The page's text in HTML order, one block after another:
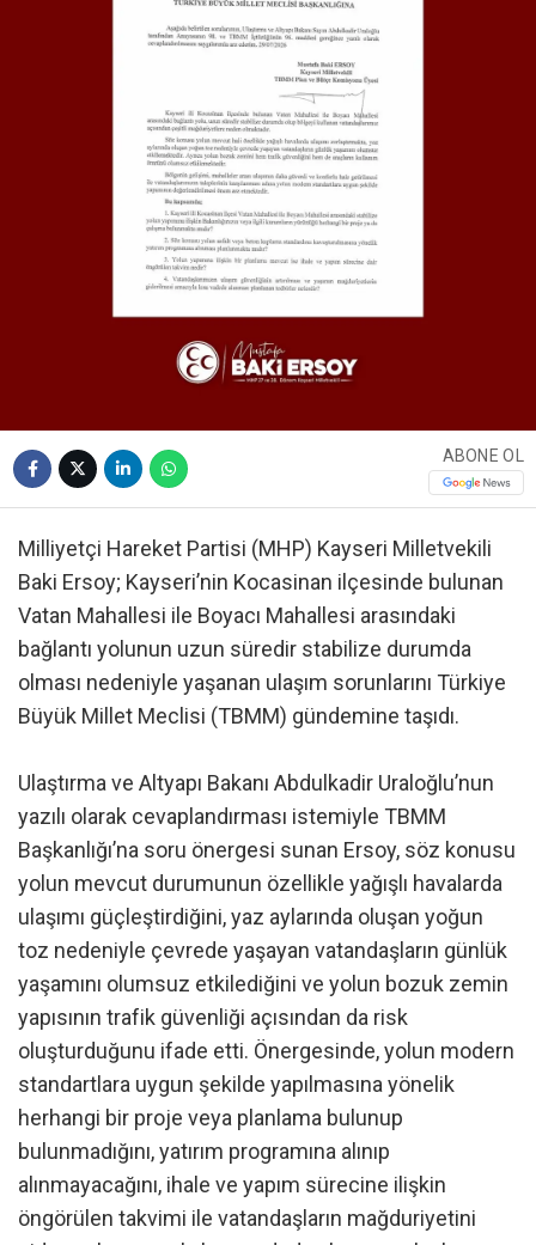
ABONE OL
Milliyetçi Hareket Partisi (MHP) Kayseri Milletvekili
Baki Ersoy; Kayseri’nin Kocasinan ilçesinde bulunan
Vatan Mahallesi ile Boyacı Mahallesi arasındaki
bağlantı yolunun uzun süredir stabilize durumda
olması nedeniyle yaşanan ulaşım sorunlarını Türkiye
Büyük Millet Meclisi (TBMM) gündemine taşıdı.
Ulaştırma ve Altyapı Bakanı Abdulkadir Uraloğlu’nun
yazılı olarak cevaplandırması istemiyle TBMM
Başkanlığı’na soru önergesi sunan Ersoy, söz konusu
yolun mevcut durumunun özellikle yağışlı havalarda
ulaşımı güçleştirdiğini, yaz aylarında oluşan yoğun
toz nedeniyle çevrede yaşayan vatandaşların günlük
yaşamını olumsuz etkilediğini ve yolun bozuk zemin
yapısının trafik güvenliği açısından da risk
oluşturduğunu ifade etti. Önergesinde, yolun modern
standartlara uygun şekilde yapılmasına yönelik
herhangi bir proje veya planlama bulunup
bulunmadığını, yatırım programına alınıp
alınmayacağını, ihale ve yapım sürecine ilişkin
öngörülen takvimi ile vatandaşların mağduriyetini